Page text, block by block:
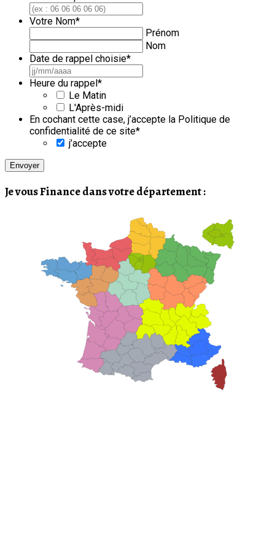
Votre Nom*
Prénom
Nom
Date de rappel choisie*
AAAA
Heure du rappel *
Le Matin
L'Après-midi
En cochant cette case, j’accepte la Politique de
confidentialité de ce site*
j’accepte
Je vous Finance dans votre département :